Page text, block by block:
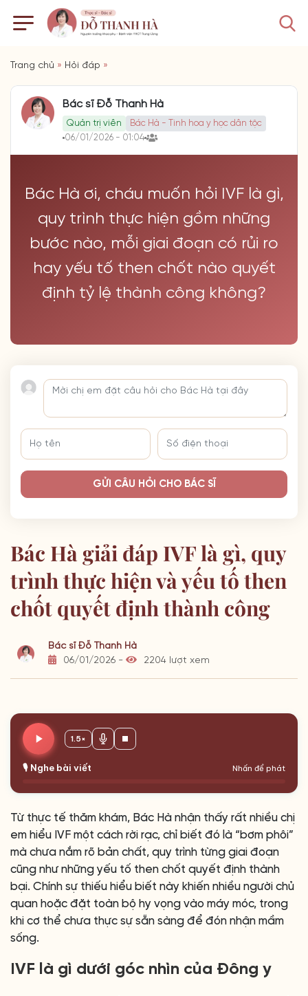
Trang chủ » Hỏi đáp »
Bác sĩ Đỗ Thanh Hà
Quản trị viên
Bác Hà - Tinh hoa y học dân tộc
06/01/2026 - 01:04
Bác Hà ơi, cháu muốn hỏi IVF là gì,
quy trình thực hiện gồm những
bước nào, mỗi giai đoạn có rủi ro
hay yếu tố then chốt nào quyết
định tỷ lệ thành công không?
GỬI CÂU HỎI CHO BÁC SĨ
Bác Hà giải đáp IVF là gì, quy
trình thực hiện và yếu tố then
chốt quyết định thành công
Bác sĩ Đỗ Thanh Hà
06/01/2026 -
2204 lượt xem
🎙️ Nghe bài viết Nhấn để phát
1.5×
Từ thực tế thăm khám, Bác Hà nhận thấy rất nhiều chị
em hiểu IVF một cách rời rạc, chỉ biết đó là “bơm phôi”
mà chưa nắm rõ bản chất, quy trình từng giai đoạn
cũng như những yếu tố then chốt quyết định thành
bại. Chính sự thiếu hiểu biết này khiến nhiều người chủ
quan hoặc đặt toàn bộ hy vọng vào máy móc, trong
khi cơ thể chưa thực sự sẵn sàng để đón nhận mầm
sống.
IVF là gì dưới góc nhìn của Đông y